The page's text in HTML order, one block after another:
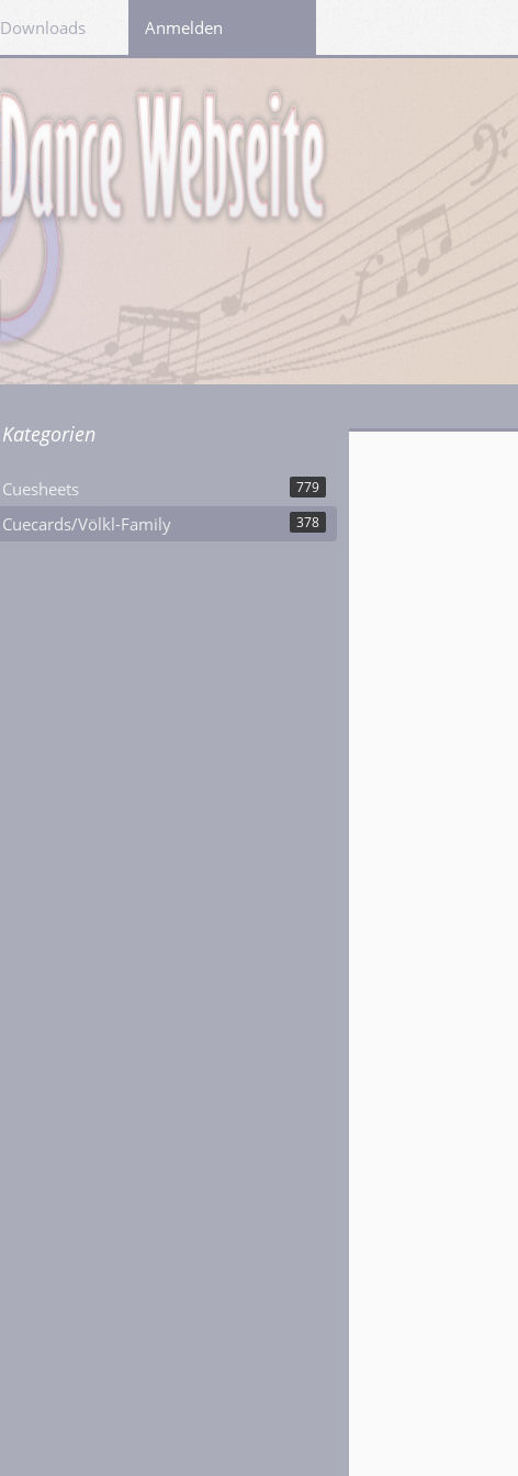
Downloads LinksAnmelden
Kategorien
Cuesheets 779
Cuecards/Völkl-Family 378